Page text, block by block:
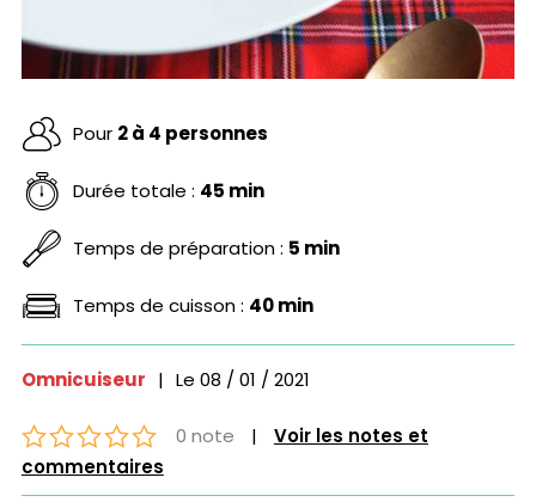
Pour 2 à 4 personnes
Durée totale : 45 min
Temps de préparation : 5 min
Temps de cuisson : 40 min
Omnicuiseur | Le 08 / 01 / 2021
0 note |
Voir les notes et
commentaires